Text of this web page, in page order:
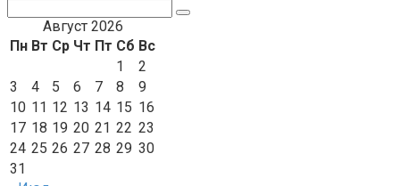
Август 2026
Пн Вт Ср Чт Пт Сб Вс
1
2
3
4 5 6 7 8
9
10 11 12 13 14 15 16
17 18 19 20 21 22 23
24 25 26 27 28 29 30
31